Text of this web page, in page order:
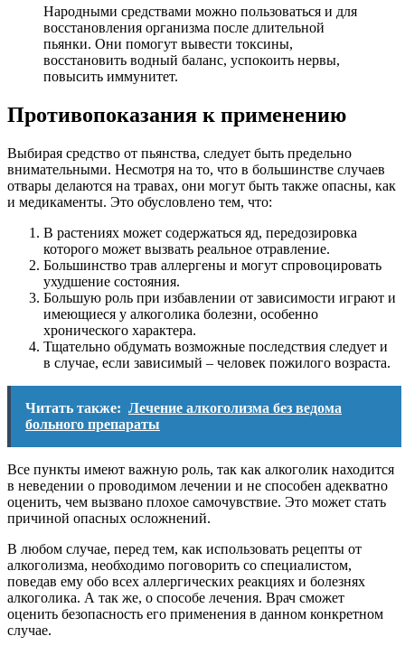
Народными средствами можно пользоваться и для
восстановления организма после длительной
пьянки. Они помогут вывести токсины,
восстановить водный баланс, успокоить нервы,
повысить иммунитет.
Противопоказания к применению
Выбирая средство от пьянства, следует быть предельно
внимательными. Несмотря на то, что в большинстве случаев
отвары делаются на травах, они могут быть также опасны, как
и медикаменты. Это обусловлено тем, что:
В растениях может содержаться яд, передозировка
которого может вызвать реальное отравление.
Большинство трав аллергены и могут спровоцировать
ухудшение состояния.
Большую роль при избавлении от зависимости играют и
имеющиеся у алкоголика болезни, особенно
хронического характера.
Тщательно обдумать возможные последствия следует и
в случае, если зависимый – человек пожилого возраста.
Читать также: Лечение алкоголизма без ведома
больного препараты
Все пункты имеют важную роль, так как алкоголик находится
в неведении о проводимом лечении и не способен адекватно
оценить, чем вызвано плохое самочувствие. Это может стать
причиной опасных осложнений.
В любом случае, перед тем, как использовать рецепты от
алкоголизма, необходимо поговорить со специалистом,
поведав ему обо всех аллергических реакциях и болезнях
алкоголика. А так же, о способе лечения. Врач сможет
оценить безопасность его применения в данном конкретном
случае.